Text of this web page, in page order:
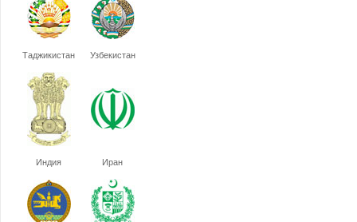
Таджикистан Узбекистан
Индия Иран